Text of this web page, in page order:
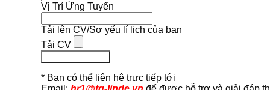
Vị Trí Ứng Tuyển
Tải lên CV/Sơ yếu lí lịch của bạn
Tải CV
* Bạn có thể liên hệ trực tiếp tới